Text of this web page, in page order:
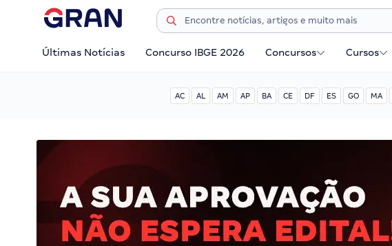
Últimas Notícias Concurso IBGE 2026 Concursos Cursos
AC AL AM AP BA CE DF ES GO MA